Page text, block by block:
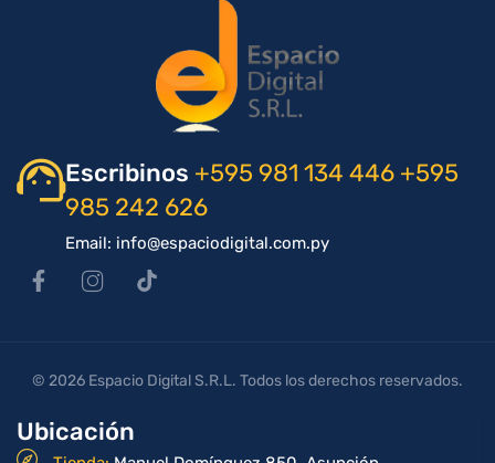
Escribinos +595 981 134 446 +595
985 242 626
Email: info@espaciodigital.com.py
Ubicación
© 2026 Espacio Digital S.R.L. Todos los derechos reservados.